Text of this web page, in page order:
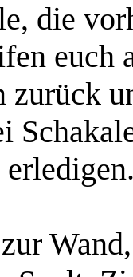
die
euch
zurück